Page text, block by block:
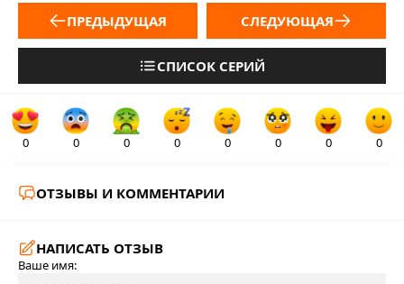
ПРЕДЫДУЩАЯ
СПИСОК СЕРИЙ
СЛЕДУЮЩАЯ
0 0 0 0 0 0 0 0
ОТЗЫВЫ И КОММЕНТАРИИ
НАПИСАТЬ ОТЗЫВ
Ваше имя: